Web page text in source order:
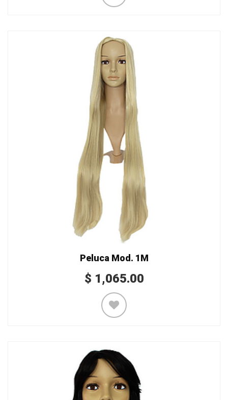
Peluca Mod. 1M
$ 1,065.00